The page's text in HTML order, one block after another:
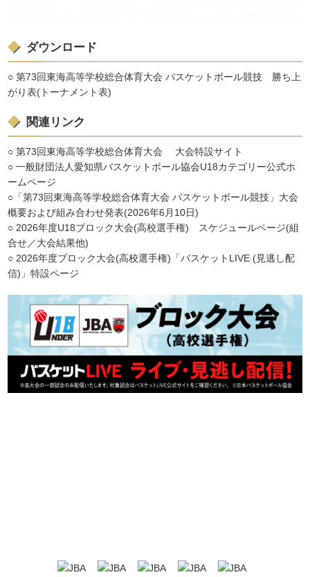
ダウンロード
○ 第73回東海高等学校総合体育大会 バスケットボール競技 勝ち上
がり表(トーナメント表)
関連リンク
○ 第73回東海高等学校総合体育大会 大会特設サイト
○ 一般財団法人愛知県バスケットボール協会U18カテゴリー公式ホ
ームページ
○「第73回東海高等学校総合体育大会 バスケットボール競技」大会
概要および組み合わせ発表(2026年6月10日)
○2026年度U18ブロック大会(高校選手権) スケジュールページ(組
合せ／大会結果他)
○ 2026年度ブロック大会(高校選手権)「バスケットLIVE (見逃し配
信)」特設ページ